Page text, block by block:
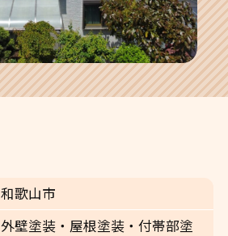
和歌山市
外壁塗装・屋根塗装・付帯部塗